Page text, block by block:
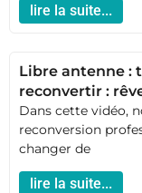
lire la suite...
Libre antenne :
reconvertir :
Dans cette vidéo,
reconversion
changer de
lire la suite...